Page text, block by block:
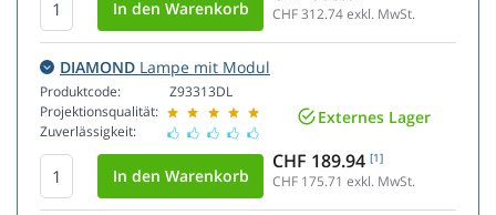
CHF 312.74exkl. MwSt.
DIAMOND Lampe mit Modul
Produktcode:
Projektionsqualität:
Zuverlässigkeit:
Z93313DL
Externes Lager
CHF 189.94 [1]
CHF 175.71 exkl. MwSt.